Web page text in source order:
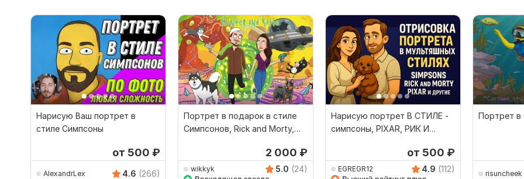
Нарисую Ваш портрет в
стиле Симпсоны
от 500 ₽
AlexandrLex 4.6 (266)
Портрет в подарок в стиле
Симпсонов, Rick and Morty,
2 000 ₽
wikkyk 5.0 (24)
Нарисую портрет В СТИЛЕ -
симпсоны, PIXAR, РИК И
от 500 ₽
EGREGR12 4.9 (112)
Портрет в
risuncheek